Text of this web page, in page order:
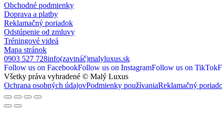
Obchodné podmienky
Doprava a platby
Reklamačný poriadok
Odstúpenie od zmluvy
Tréningové videá
Mapa stránok
0903 527 728info(zavináč)malyluxus.sk
Follow us on FacebookFollow us on InstagramFollow us on TikTok
Všetky práva vyhradené © Malý Luxus
Ochrana osobných údajovPodmienky používaniaReklamačný